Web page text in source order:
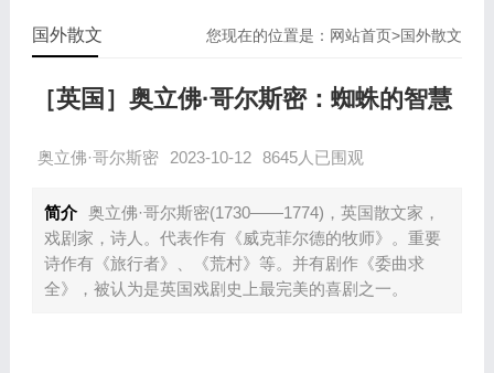
您现在的位置是： 网站首页>国外散文
国外散文
［英国］奥立佛·哥尔斯密：蜘蛛的智慧
奥立佛·哥尔斯密 2023-10-12 8645人已围观
简介 奥立佛·哥尔斯密(1730——1774)，英国散文家，
戏剧家，诗人。代表作有《威克菲尔德的牧师》。重要
诗作有《旅行者》、《荒村》等。并有剧作《委曲求
全》，被认为是英国戏剧史上最完美的喜剧之一。